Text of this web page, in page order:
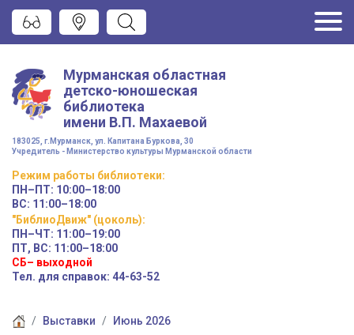
Мурманская областная
детско-юношеская
библиотека
имени В.П. Махаевой
183025, г.Мурманск, ул. Капитана Буркова, 30
Учредитель - Министерство культуры Мурманской области
Режим работы библиотеки:
ПН–ПТ: 10:00–18:00
ВС: 11:00–18:00
"БиблиоДвиж" (цоколь):
ПН–ЧТ: 11:00–19:00
ПТ, ВС: 11:00–18:00
СБ– выходной
Тел. для справок: 44-63-52
Выставки Июнь 2026